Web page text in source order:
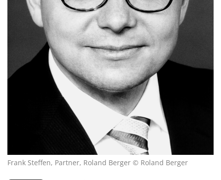
Frank Steffen, Partner, Roland Berger © Roland Berger